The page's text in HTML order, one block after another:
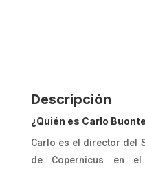
Descripción
¿Quién es Carlo
Carlo es el director del
de Copernicus en el